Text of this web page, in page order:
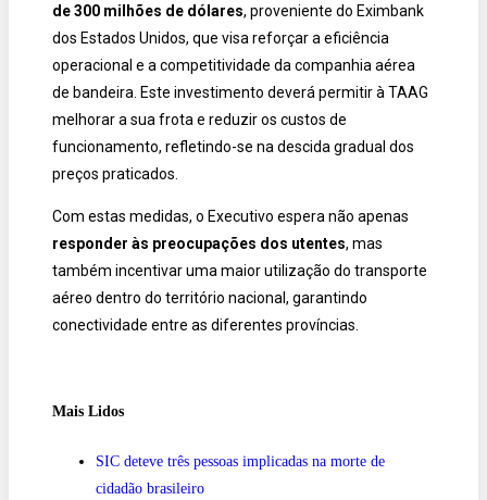
de 300 milhões de dólares, proveniente do Eximbank
dos Estados Unidos, que visa reforçar a eficiência
operacional e a competitividade da companhia aérea
de bandeira. Este investimento deverá permitir à TAAG
melhorar a sua frota e reduzir os custos de
funcionamento, refletindo-se na descida gradual dos
preços praticados.
Com estas medidas, o Executivo espera não apenas
responder às preocupações dos utentes, mas
também incentivar uma maior utilização do transporte
aéreo dentro do território nacional, garantindo
conectividade entre as diferentes províncias.
Mais Lidos
SIC deteve três pessoas implicadas na morte de
cidadão brasileiro